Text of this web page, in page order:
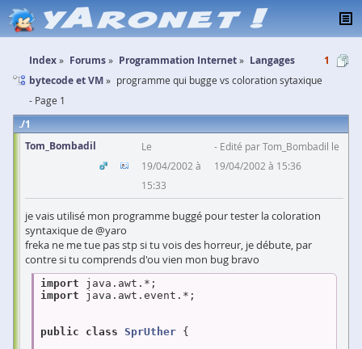
Index Forums Programmation Internet
Langages
bytecode et VM
programme qui bugge vs coloration sytaxique
- Page 1
1
1
Tom_Bombadil
Le
19/04/2002 à
15:33
Edité par Tom_Bombadil le
19/04/2002 à 15:36
je vais utilisé mon programme buggé pour tester la coloration
syntaxique de @yaro
freka ne me tue pas stp si tu vois des horreur, je débute, par
contre si tu comprends d'ou vien mon bug bravo
import
import java.awt.event.*;
public class SprUther {